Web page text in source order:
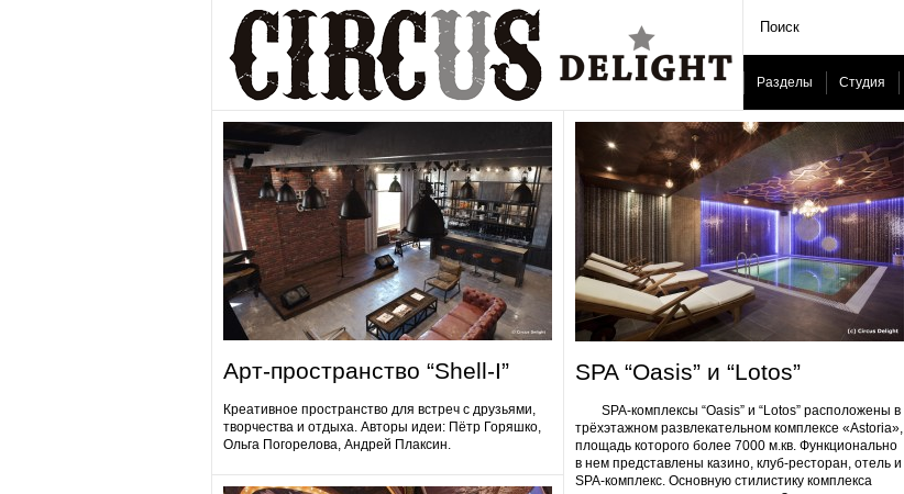
Разделы Студия
Арт-пространство “Shell-I”
Креативное пространство для встреч с друзьями,
творчества и отдыха. Авторы идеи: Пётр Горяшко,
Ольга Погорелова, Андрей Плаксин.
SPA “Oasis” и “Lotos”
SPA-комплексы “Oasis” и “Lotos” расположены в
трёхэтажном развлекательном комплексе «Astoria»,
площадь которого более 7000 м.кв. Функционально
в нем представлены казино, клуб-ресторан, отель и
SPA-комплекс. Основную стилистику комплекса